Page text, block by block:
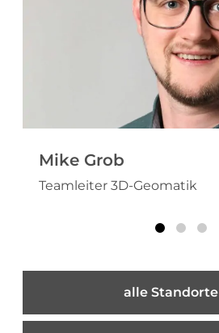
Mike Grob
Teamleiter 3D-Geomatik
alle Standorte